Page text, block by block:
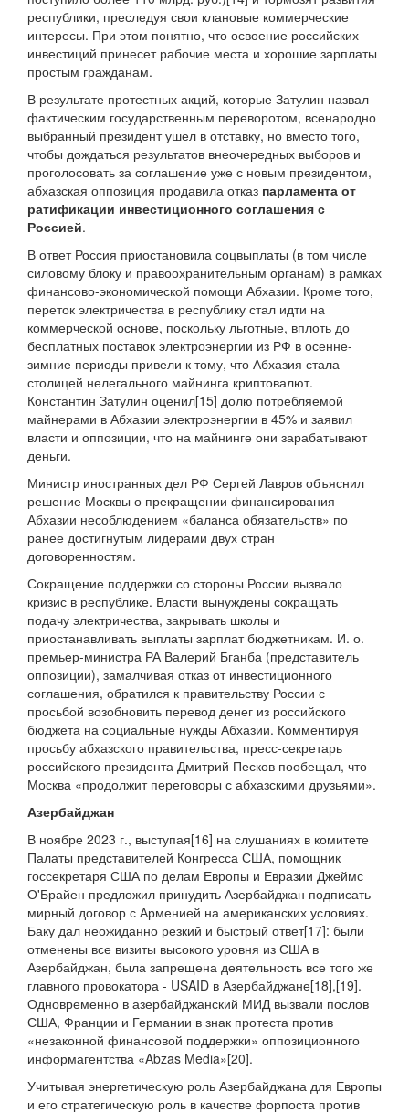
республики, преследуя свои клановые коммерческие
интересы. При этом понятно, что освоение российских
инвестиций принесет рабочие места и хорошие зарплаты
простым гражданам.
В результате протестных акций, которые Затулин назвал
фактическим государственным переворотом, всенародно
выбранный президент ушел в отставку, но вместо того,
чтобы дождаться результатов внеочередных выборов и
проголосовать за соглашение уже с новым президентом,
абхазская оппозиция продавила отказ парламента от
ратификации инвестиционного соглашения с
Россией.
В ответ Россия приостановила соцвыплаты (в том числе
силовому блоку и правоохранительным органам) в рамках
финансово-экономической помощи Абхазии. Кроме того,
переток электричества в республику стал идти на
коммерческой основе, поскольку льготные, вплоть до
бесплатных поставок электроэнергии из РФ в осенне-
зимние периоды привели к тому, что Абхазия стала
столицей нелегального майнинга криптовалют.
Константин Затулин оценил[15] долю потребляемой
майнерами в Абхазии электроэнергии в 45% и заявил
власти и оппозиции, что на майнинге они зарабатывают
деньги.
Министр иностранных дел РФ Сергей Лавров объяснил
решение Москвы о прекращении финансирования
Абхазии несоблюдением «баланса обязательств» по
ранее достигнутым лидерами двух стран
договоренностям.
Сокращение поддержки со стороны России вызвало
кризис в республике. Власти вынуждены сокращать
подачу электричества, закрывать школы и
приостанавливать выплаты зарплат бюджетникам. И. о.
премьер-министра РА Валерий Бганба (представитель
оппозиции), замалчивая отказ от инвестиционного
соглашения, обратился к правительству России с
просьбой возобновить перевод денег из российского
бюджета на социальные нужды Абхазии. Комментируя
просьбу абхазского правительства, пресс-секретарь
российского президента Дмитрий Песков пообещал, что
Москва «продолжит переговоры с абхазскими друзьями».
Азербайджан
В ноябре 2023 г., выступая[16] на слушаниях в комитете
Палаты представителей Конгресса США, помощник
госсекретаря США по делам Европы и Евразии Джеймс
О'Брайен предложил принудить Азербайджан подписать
мирный договор с Арменией на американских условиях.
Баку дал неожиданно резкий и быстрый ответ[17]: были
отменены все визиты высокого уровня из США в
Азербайджан, была запрещена деятельность все того же
главного провокатора - USAID в Азербайджане[18],[19].
Одновременно в азербайджанский МИД вызвали послов
США, Франции и Германии в знак протеста против
«незаконной финансовой поддержки» оппозиционного
информагентства «Abzas Media»[20].
Учитывая энергетическую роль Азербайджана для Европы
и его стратегическую роль в качестве форпоста против